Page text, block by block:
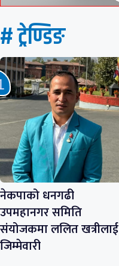
# ट्रेण्डिङ
नेकपाको धनगढी
उपमहानगर समिति
संयोजकमा ललित खत्रीलाई
जिम्मेवारी